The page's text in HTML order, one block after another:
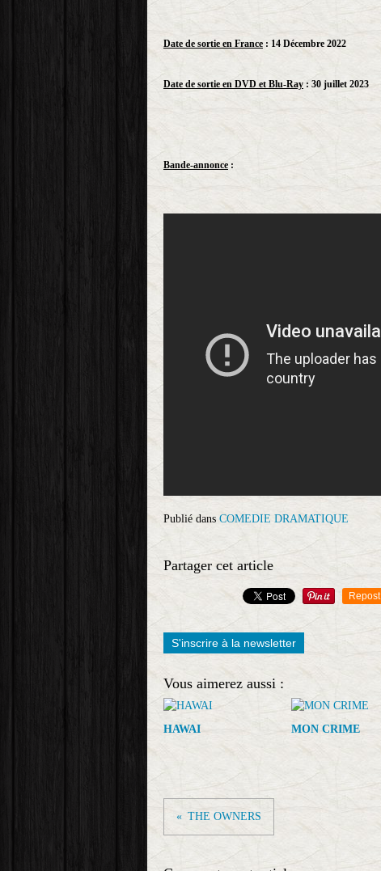
Date de sortie en France : 14 Décembre 2022
Date de sortie en DVD et Blu-Ray : 30 juillet 2023
Bande-annonce :
Publié dans COMEDIE DRAMATIQUE
Partager cet article
Repost
S'inscrire à la newsletter
Vous aimerez aussi :
HAWAI MON CRIME
THE OWNERS